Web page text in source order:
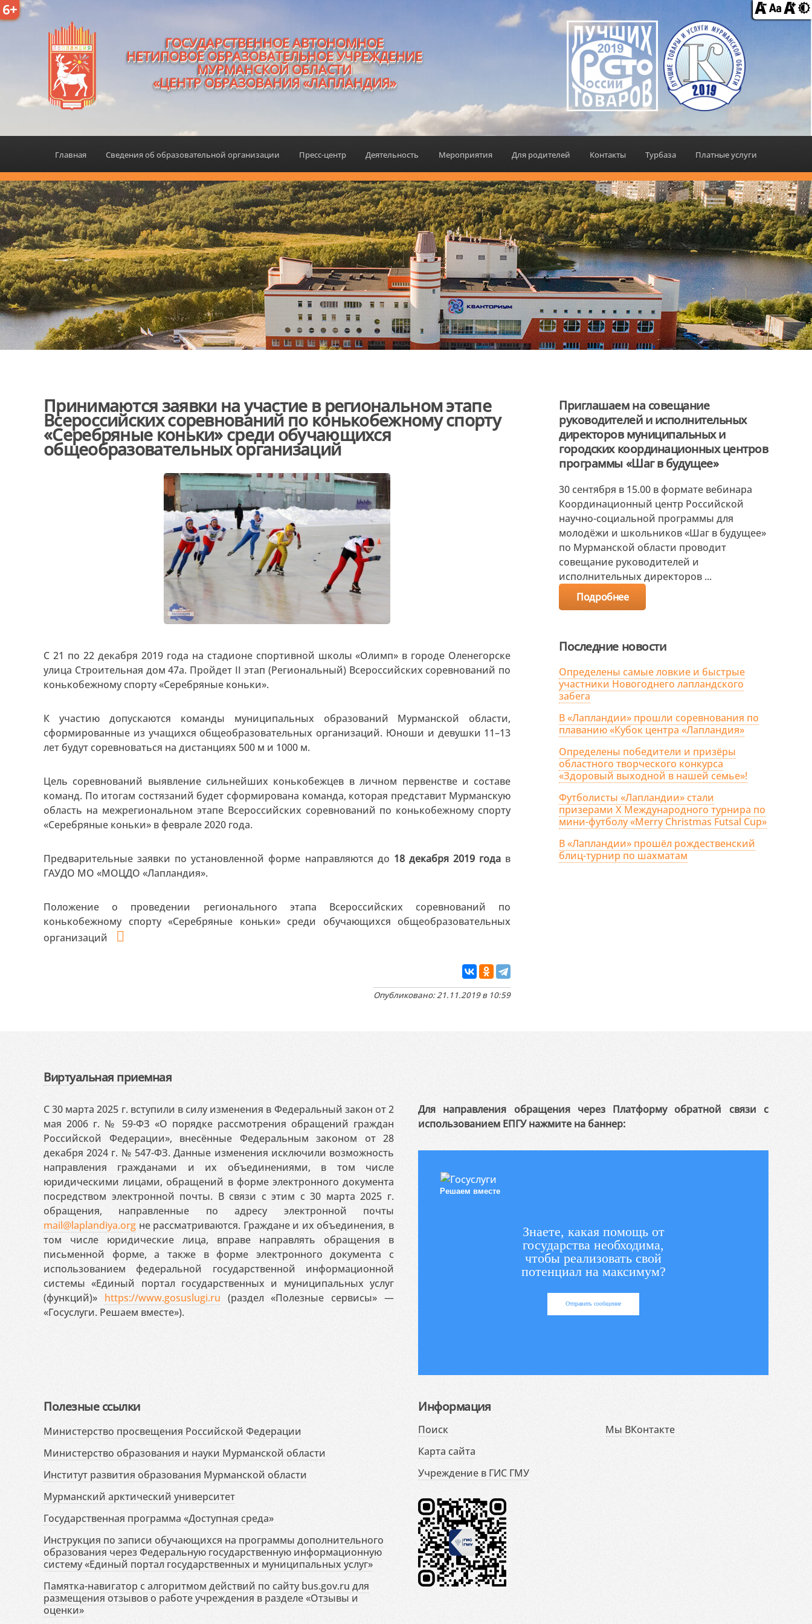
6+
ГОСУДАРСТВЕННОЕ АВТОНОМНОЕ
НЕТИПОВОЕ ОБРАЗОВАТЕЛЬНОЕ УЧРЕЖДЕНИЕ
МУРМАНСКОЙ ОБЛАСТИ
«ЦЕНТР ОБРАЗОВАНИЯ «ЛАПЛАНДИЯ»
Главная Сведения об образовательной организации Пресс-центр Деятельность Мероприятия Для родителей Контакты Турбаза Платные услуги
Принимаются заявки на участие в региональном этапе
Всероссийских соревнований по конькобежному спорту
«Серебряные коньки» среди обучающихся
общеобразовательных организаций
С 21 по 22 декабря 2019 года на стадионе спортивной школы «Олимп» в городе Оленегорске
улица Строительная дом 47а. Пройдет II этап (Региональный) Всероссийских соревнований по
конькобежному спорту «Серебряные коньки».
К участию допускаются команды муниципальных образований Мурманской области,
сформированные из учащихся общеобразовательных организаций. Юноши и девушки 11–13
лет будут соревноваться на дистанциях 500 м и 1000 м.
Цель соревнований выявление сильнейших конькобежцев в личном первенстве и составе
команд. По итогам состязаний будет сформирована команда, которая представит Мурманскую
область на межрегиональном этапе Всероссийских соревнований по конькобежному спорту
«Серебряные коньки» в феврале 2020 года.
Предварительные заявки по установленной форме направляются до 18 декабря 2019 года в
ГАУДО МО «МОЦДО «Лапландия».
Положение о проведении регионального этапа Всероссийских соревнований по
конькобежному спорту «Серебряные коньки» среди обучающихся общеобразовательных
организаций
Опубликовано: 21.11.2019 в 10:59
Приглашаем на совещание
руководителей и исполнительных
директоров муниципальных и
городских координационных центров
программы «Шаг в будущее»
30 сентября в 15.00 в формате вебинара
Координационный центр Российской
научно-социальной программы для
молодёжи и школьников «Шаг в будущее»
по Мурманской области проводит
совещание руководителей и
исполнительных директоров ...
Подробнее
Последние новости
Определены самые ловкие и быстрые
участники Новогоднего лапландского
забега
В «Лапландии» прошли соревнования по
плаванию «Кубок центра «Лапландия»
Определены победители и призёры
областного творческого конкурса
«Здоровый выходной в нашей семье»!
Футболисты «Лапландии» стали
призерами X Международного турнира по
мини-футболу «Merry Christmas Futsal Cup»
В «Лапландии» прошёл рождественский
блиц-турнир по шахматам
Виртуальная приемная
С 30 марта 2025 г. вступили в силу изменения в Федеральный закон от 2
мая 2006 г. № 59-ФЗ «О порядке рассмотрения обращений граждан
Российской Федерации», внесённые Федеральным законом от 28
декабря 2024 г. № 547-ФЗ. Данные изменения исключили возможность
направления гражданами и их объединениями, в том числе
юридическими лицами, обращений в форме электронного документа
посредством электронной почты. В связи с этим с 30 марта 2025 г.
обращения, направленные по адресу электронной почты
mail@laplandiya.org не рассматриваются. Граждане и их объединения, в
том числе юридические лица, вправе направлять обращения в
письменной форме, а также в форме электронного документа с
использованием федеральной государственной информационной
системы «Единый портал государственных и муниципальных услуг
(функций)» https://www.gosuslugi.ru (раздел «Полезные сервисы» —
«Госуслуги. Решаем вместе»).
Для направления обращения через Платформу обратной связи с
использованием ЕПГУ нажмите на баннер:
Решаем вместе
Знаете, какая помощь от
государства необходима,
чтобы реализовать свой
потенциал на максимум?
Отправить сообщение
Полезные ссылки
Министерство просвещения Российской Федерации
Министерство образования и науки Мурманской области
Институт развития образования Мурманской области
Мурманский арктический университет
Государственная программа «Доступная среда»
Инструкция по записи обучающихся на программы дополнительного
образования через Федеральную государственную информационную
систему «Единый портал государственных и муниципальных услуг»
Памятка-навигатор с алгоритмом действий по сайту bus.gov.ru для
размещения отзывов о работе учреждения в разделе «Отзывы и
оценки»
Информация
Поиск
Карта сайта
Учреждение в ГИС ГМУ
Мы ВКонтакте